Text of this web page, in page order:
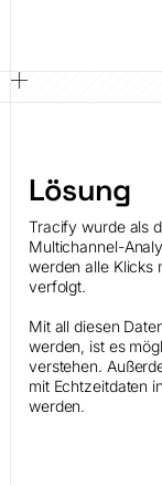
Lösung
Tracify wurde als
Multichannel-
werden alle Klicks
verfolgt.
Mit all diesen
werden, ist es
verstehen.
mit Echtzeitdaten
werden.